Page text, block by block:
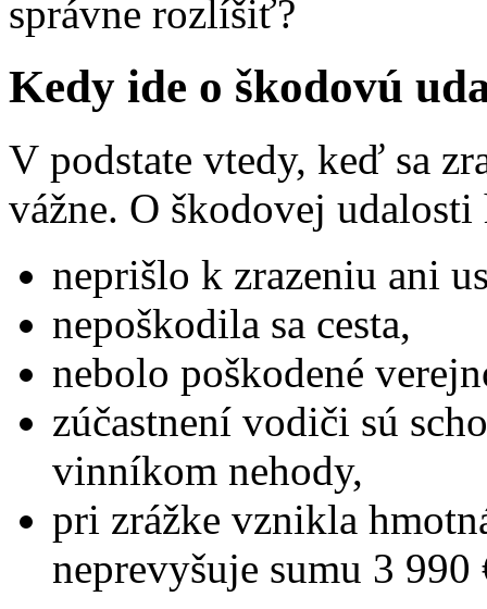
správne rozlíšiť?
Kedy ide o škodovú
V podstate vtedy, keď sa
vážne. O škodovej
neprišlo k zrazeniu ani
nepoškodila sa cesta,
nebolo poškodené
zúčastnení vodiči sú
vinníkom nehody,
pri zrážke vznikla
neprevyšuje sumu 3 990